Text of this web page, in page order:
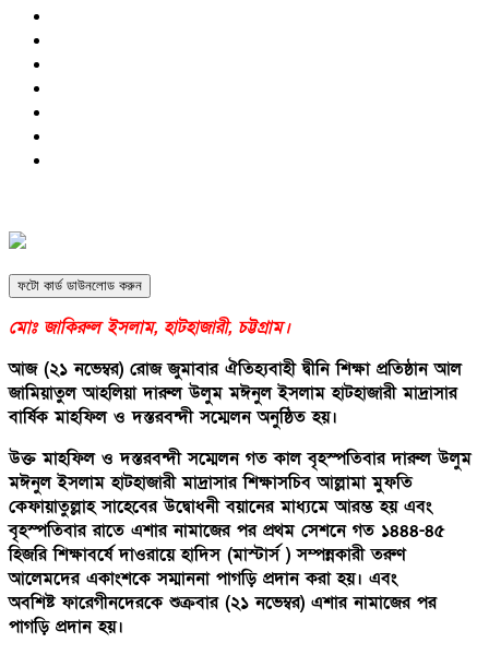
ফটো কার্ড ডাউনলোড করুন
মোঃ জাকিরুল ইসলাম, হাটহাজারী, চট্টগ্রাম।
আজ (২১ নভেম্বর) রোজ জুমাবার ঐতিহ্যবাহী দ্বীনি শিক্ষা প্রতিষ্ঠান আল
জামিয়াতুল আহলিয়া দারুল উলুম মঈনুল ইসলাম হাটহাজারী মাদ্রাসার
বার্ষিক মাহফিল ও দস্তরবন্দী সম্মেলন অনুষ্ঠিত হয়।
উক্ত মাহফিল ও দস্তরবন্দী সম্মেলন গত কাল বৃহস্পতিবার দারুল উলুম
মঈনুল ইসলাম হাটহাজারী মাদ্রাসার শিক্ষাসচিব আল্লামা মুফতি
কেফায়াতুল্লাহ সাহেবের উদ্বোধনী বয়ানের মাধ্যমে আরম্ভ হয় এবং
বৃহস্পতিবার রাতে এশার নামাজের পর প্রথম সেশনে গত ১৪৪৪-৪৫
হিজরি শিক্ষাবর্ষে দাওরায়ে হাদিস (মাস্টার্স ) সম্পন্নকারী তরুণ
আলেমদের একাংশকে সম্মাননা পাগড়ি প্রদান করা হয়। এবং
অবশিষ্ট ফারেগীনদেরকে শুক্রবার (২১ নভেম্বর) এশার নামাজের পর
পাগড়ি প্রদান হয়।